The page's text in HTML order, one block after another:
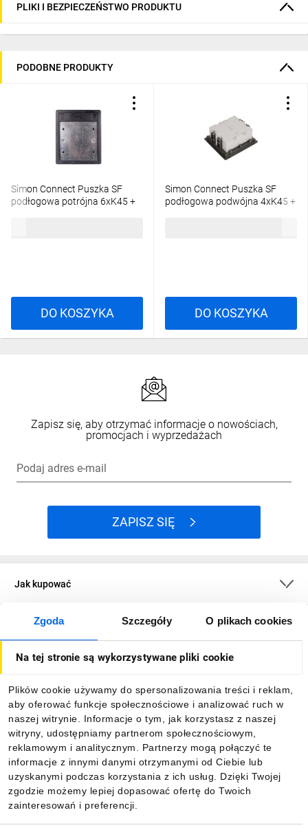
Zgoda Szczegóły O plikach cookies
Na tej stronie są wykorzystywane pliki cookie
Plików cookie używamy do spersonalizowania treści i reklam,
aby oferować funkcje społecznościowe i analizować ruch w
naszej witrynie. Informacje o tym, jak korzystasz z naszej
witryny, udostępniamy partnerom społecznościowym,
reklamowym i analitycznym. Partnerzy mogą połączyć te
informacje z innymi danymi otrzymanymi od Ciebie lub
uzyskanymi podczas korzystania z ich usług. Dzięki Twojej
zgodzie możemy lepiej dopasować ofertę do Twoich
zainteresowań i preferencji.
PLIKI I BEZPIECZEŃSTWO PRODUKTU
PODOBNE PRODUKTY
Simon Connect Puszka SF
podłogowa potrójna 6xK45 +
DO KOSZYKA
Simon Connect Puszka SF
podłogowa podwójna 4xK45 +
DO KOSZYKA
Zapisz się, aby otrzymać informacje o nowościach,
promocjach i wyprzedażach
Podaj adres e-mail
ZAPISZ SIĘ
Jak kupować
O firmie
Informacje
Pobierz naszą aplikację mobilną: